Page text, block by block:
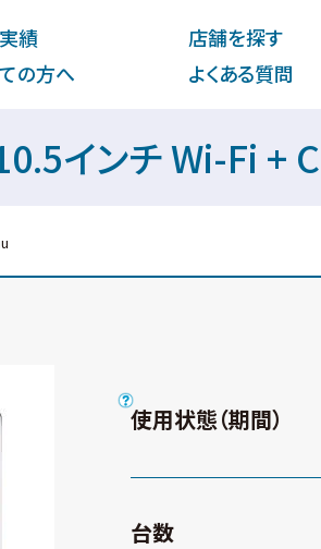
績
店舗を探す
の⽅へ よくある質問
インチ Wi-Fi +
使用状態（期間）
台数